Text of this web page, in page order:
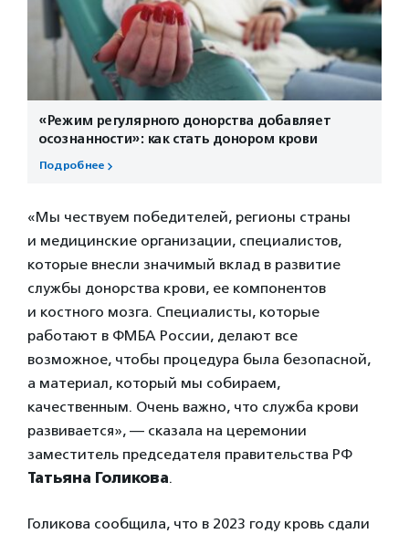
«Режим регулярного донорства добавляет
осознанности»: как стать донором крови
Подробнее
«Мы чествуем победителей, регионы страны
и медицинские организации, специалистов,
которые внесли значимый вклад в развитие
службы донорства крови, ее компонентов
и костного мозга. Специалисты, которые
работают в ФМБА России, делают все
возможное, чтобы процедура была безопасной,
а материал, который мы собираем,
качественным. Очень важно, что служба крови
развивается», — сказала на церемонии
заместитель председателя правительства РФ
Татьяна Голикова.
Голикова сообщила, что в 2023 году кровь сдали